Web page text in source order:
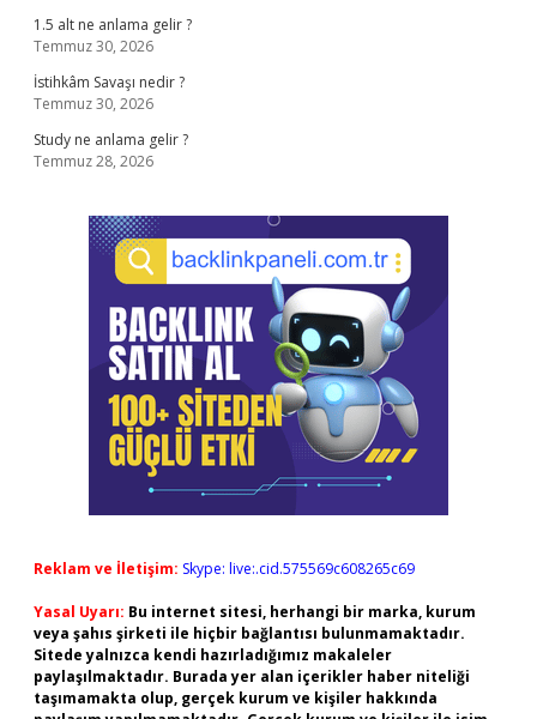
1.5 alt ne anlama gelir ?
Temmuz 30, 2026
İstihkâm Savaşı nedir ?
Temmuz 30, 2026
Study ne anlama gelir ?
Temmuz 28, 2026
Reklam ve İletişim: Skype: live:.cid.575569c608265c69
Yasal Uyarı: Bu internet sitesi, herhangi bir marka, kurum
veya şahıs şirketi ile hiçbir bağlantısı bulunmamaktadır.
Sitede yalnızca kendi hazırladığımız makaleler
paylaşılmaktadır. Burada yer alan içerikler haber niteliği
taşımamakta olup, gerçek kurum ve kişiler hakkında